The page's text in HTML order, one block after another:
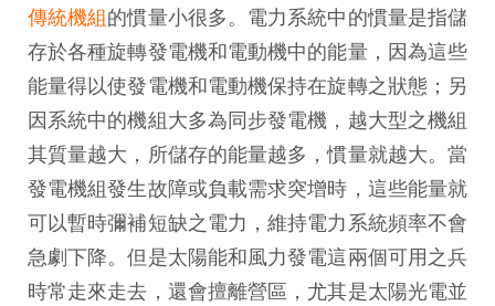
傳統機組的慣量小很多。電力系統中的慣量是指儲
存於各種旋轉發電機和電動機中的能量，因為這些
能量得以使發電機和電動機保持在旋轉之狀態；另
因系統中的機組大多為同步發電機，越大型之機組
其質量越大，所儲存的能量越多，慣量就越大。當
發電機組發生故障或負載需求突增時，這些能量就
可以暫時彌補短缺之電力，維持電力系統頻率不會
急劇下降。但是太陽能和風力發電這兩個可用之兵
時常走來走去，還會擅離營區，尤其是太陽光電並